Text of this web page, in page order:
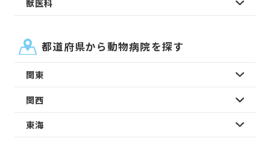
獣医科
都道府県から動物病院を探す
関東
関西
東海